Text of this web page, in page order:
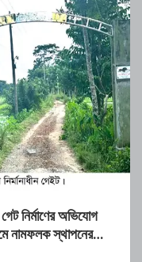
নির্মাণের অভিযোগ
নামফলক স্থাপনের